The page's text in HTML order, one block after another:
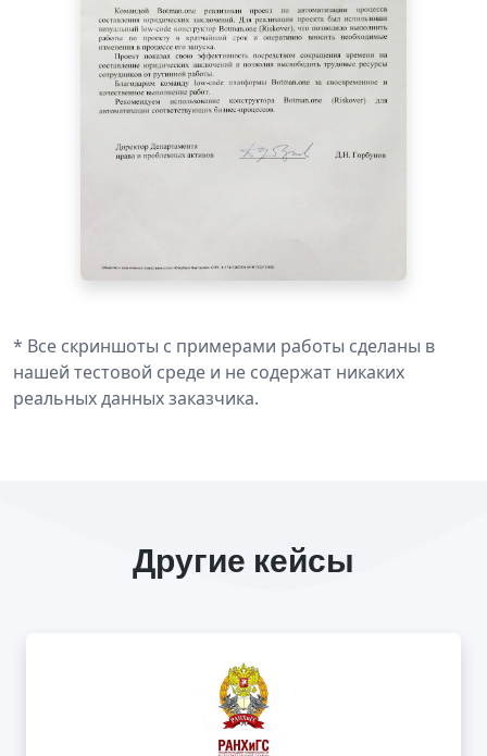
* Все скриншоты с примерами работы сделаны в
нашей тестовой среде и не содержат никаких
реальных данных заказчика.
Другие кейсы